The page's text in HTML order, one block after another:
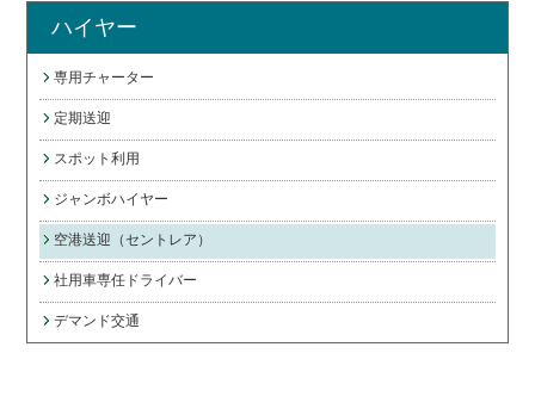
ハイヤー
専用チャーター
定期送迎
スポット利用
ジャンボハイヤー
空港送迎（セントレア）
社用車専任ドライバー
デマンド交通